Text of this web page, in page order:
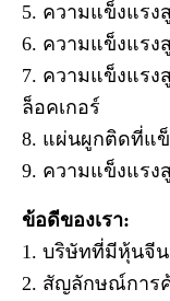
5. ความแข็งแรง
6. ความแข็งแรง
7. ความแข็งแรง
ล็อคเกอร์
8. แผ่นผูกติดที่แ
9. ความแข็งแรง
ข้อดีของเรา:
1. บริษัทที่มีหุ้นจีน
2. สัญลักษณ์การ